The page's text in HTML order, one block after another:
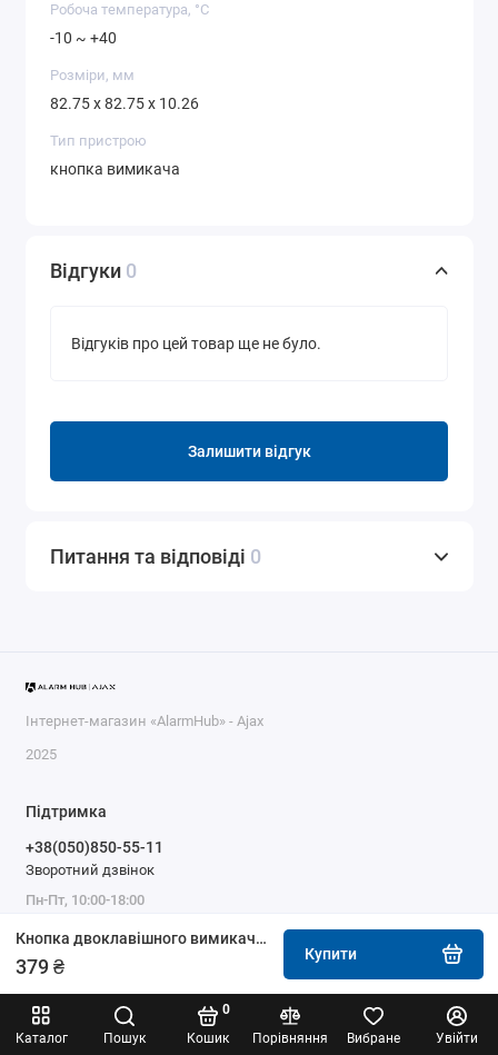
Каталог Пошук Кошик
0
Порівняння
Вибране Увійти
Кнопка двоклавішного вимикача Ajax SoloButton (2-gang) устрична
379 ₴
Купити
Робоча температура, °C
-10 ~ +40
Розміри, мм
82.75 x 82.75 x 10.26
Тип пристрою
кнопка вимикача
Відгуки 0
Відгуків про цей товар ще не було.
Залишити відгук
Питання та відповіді 0
Інтернет-магазин «AlarmHub» - Ajax
2025
Підтримка
+38(050)850-55-11
Зворотний дзвінок
Пн-Пт, 10:00-18:00